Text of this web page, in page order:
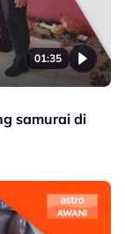
01:35
samurai di